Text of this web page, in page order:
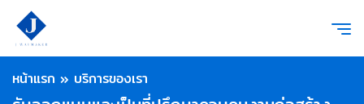
หน้าแรก » บริการของเรา